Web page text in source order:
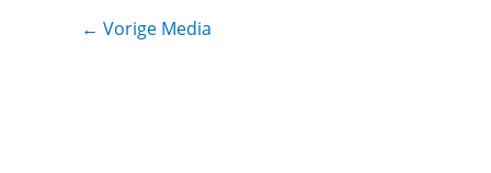
← Vorige Media